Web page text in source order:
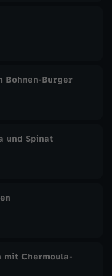
Bohnen-Burger
und Spinat
mit Chermoula-